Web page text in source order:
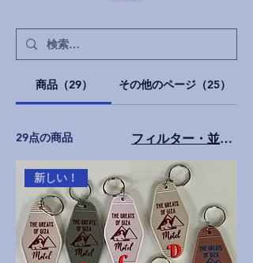
商品（29） その他のページ（25）
29点の商品 フィルター・並び替え
新しい！